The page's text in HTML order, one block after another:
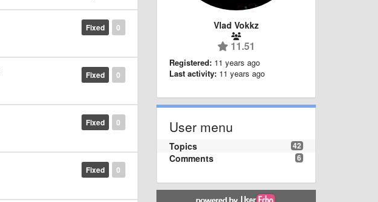
0
Fixed
0
Fixed
0
Fixed
0
Fixed
Vlad Vokkz
11.51
Registered: 11 years ago
Last activity: 11 years ago
User menu
42
Topics
6
Comments